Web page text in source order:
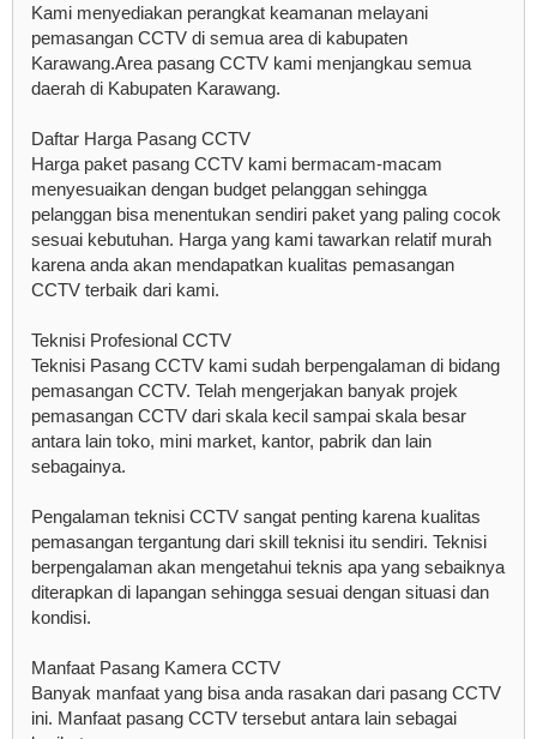
Kami menyediakan perangkat keamanan melayani
pemasangan CCTV di semua area di kabupaten
Karawang.Area pasang CCTV kami menjangkau semua
daerah di Kabupaten Karawang.
Daftar Harga Pasang CCTV
Harga paket pasang CCTV kami bermacam-macam
menyesuaikan dengan budget pelanggan sehingga
pelanggan bisa menentukan sendiri paket yang paling cocok
sesuai kebutuhan. Harga yang kami tawarkan relatif murah
karena anda akan mendapatkan kualitas pemasangan
CCTV terbaik dari kami.
Teknisi Profesional CCTV
Teknisi Pasang CCTV kami sudah berpengalaman di bidang
pemasangan CCTV. Telah mengerjakan banyak projek
pemasangan CCTV dari skala kecil sampai skala besar
antara lain toko, mini market, kantor, pabrik dan lain
sebagainya.
Pengalaman teknisi CCTV sangat penting karena kualitas
pemasangan tergantung dari skill teknisi itu sendiri. Teknisi
berpengalaman akan mengetahui teknis apa yang sebaiknya
diterapkan di lapangan sehingga sesuai dengan situasi dan
kondisi.
Manfaat Pasang Kamera CCTV
Banyak manfaat yang bisa anda rasakan dari pasang CCTV
ini. Manfaat pasang CCTV tersebut antara lain sebagai